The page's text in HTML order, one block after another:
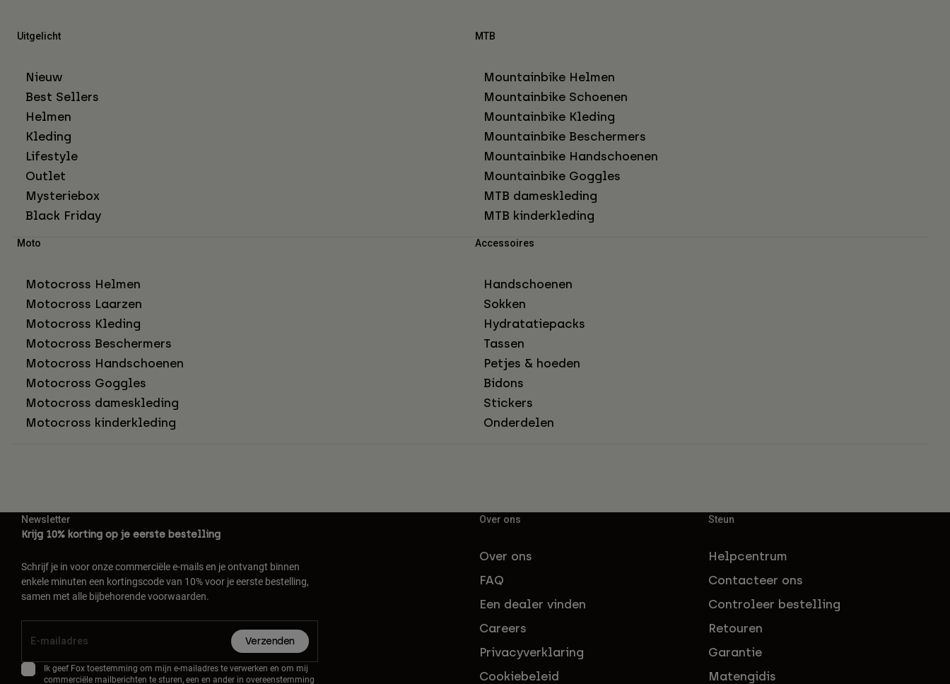
Uitgelicht
Nieuw
Best Sellers
Helmen
Kleding
Lifestyle
Outlet
Mysteriebox
Black Friday
MTB
Mountainbike Helmen
Mountainbike Schoenen
Mountainbike Kleding
Mountainbike Beschermers
Mountainbike Handschoenen
Mountainbike Goggles
MTB dameskleding
MTB kinderkleding
Moto
Motocross Helmen
Motocross Laarzen
Motocross Kleding
Motocross Beschermers
Motocross Handschoenen
Motocross Goggles
Motocross dameskleding
Motocross kinderkleding
Accessoires
Handschoenen
Sokken
Hydratatiepacks
Tassen
Petjes & hoeden
Bidons
Stickers
Onderdelen
Newsletter
Krijg 10% korting op je eerste bestelling
Schrijf je in voor onze commerciële e-mails en je ontvangt binnen
enkele minuten een kortingscode van 10% voor je eerste bestelling,
samen met alle bijbehorende voorwaarden.
Verzenden
Ik geef Fox toestemming om mijn e-mailadres te verwerken en om mij
commerciële mailberichten te sturen, een en ander in overeenstemming
Over ons
Over ons
FAQ
Een dealer vinden
Careers
Privacyverklaring
Cookiebeleid
Steun
Helpcentrum
Contacteer ons
Controleer bestelling
Retouren
Garantie
Matengidis